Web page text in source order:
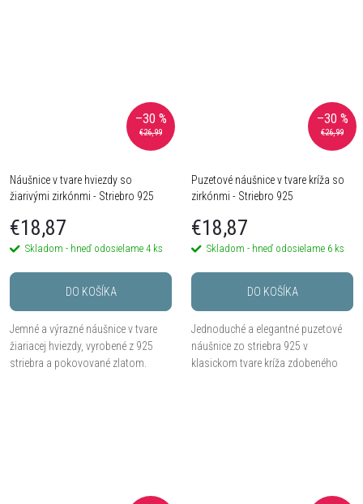
€26,99
–30 %
Náušnice v tvare hviezdy so
žiarivými zirkónmi - Striebro 925
€18,87
Skladom - hneď odosielame 4 ks
DO KOŠÍKA
Jemné a výrazné náušnice v tvare
žiariacej hviezdy, vyrobené z 925
striebra a pokovované zlatom.
€26,99
–30 %
Puzetové náušnice v tvare kríža so
zirkónmi - Striebro 925
€18,87
Skladom - hneď odosielame 6 ks
DO KOŠÍKA
Jednoduché a elegantné puzetové
náušnice zo striebra 925 v
klasickom tvare kríža zdobeného